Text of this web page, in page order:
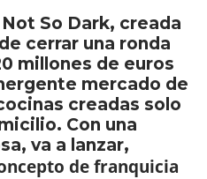
So Dark, creada
cerrar una ronda
millones de euros
mercado de
creadas solo
Con una
va a lanzar,
de franquicia